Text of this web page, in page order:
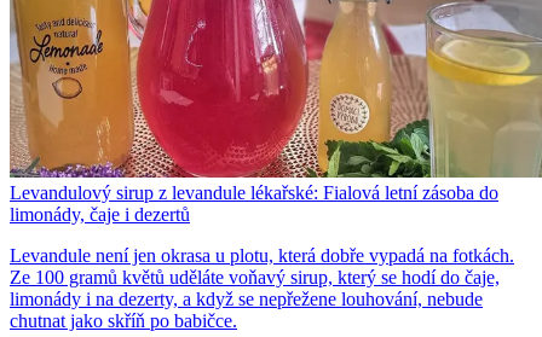
Levandulový sirup z levandule lékařské: Fialová letní zásoba do
limonády, čaje i dezertů
Levandule není jen okrasa u plotu, která dobře vypadá na fotkách.
Ze 100 gramů květů uděláte voňavý sirup, který se hodí do čaje,
limonády i na dezerty, a když se nepřežene louhování, nebude
chutnat jako skříň po babičce.